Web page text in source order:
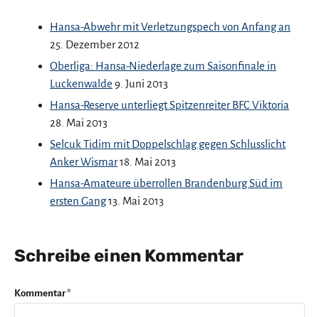
Hansa-Abwehr mit Verletzungspech von Anfang an
25. Dezember 2012
Oberliga: Hansa-Niederlage zum Saisonfinale in
Luckenwalde 9. Juni 2013
Hansa-Reserve unterliegt Spitzenreiter BFC Viktoria
28. Mai 2013
Selcuk Tidim mit Doppelschlag gegen Schlusslicht
Anker Wismar18. Mai 2013
Hansa-Amateure überrollen Brandenburg Süd im
ersten Gang13. Mai 2013
Schreibe einen Kommentar
Kommentar*